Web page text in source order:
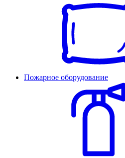
Пожарное оборудование